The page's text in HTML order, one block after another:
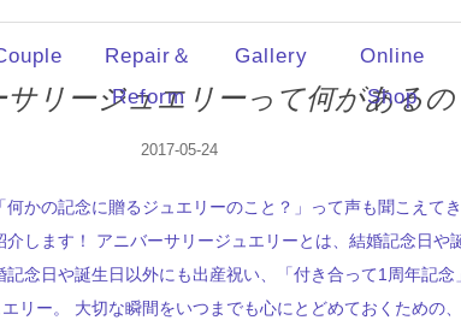
Repair＆
Reform
Gallery
Online
Shop
サリージュエリーって何があるの
2017-05-24
かの記念に贈るジュエリーのこと？」って声も聞こえて
します！ アニバーサリージュエリーとは、結婚記念日
念日や誕生日以外にも出産祝い、「付き合って1周年記
リー。 大切な瞬間をいつまでも心にとどめておくための